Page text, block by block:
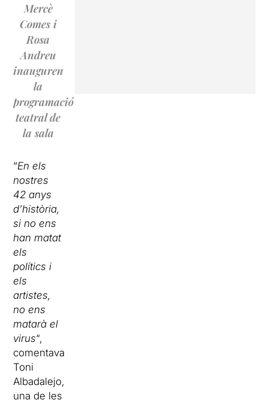
Mercè
Comes i
Rosa
Andreu
inauguren
la
programació
teatral de
la sala
“En els
nostres
42 anys
d’història,
si no ens
han matat
els
polítics i
els
artistes,
no ens
matarà el
virus“,
comentava
Toni
Albadalejo,
una de les